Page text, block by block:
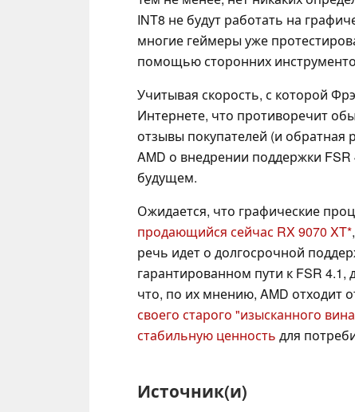
INT8 не будут работать на
многие геймеры уже
помощью сторонних
Учитывая скорость, с которой
Интернете, что противоречит
отзывы покупателей (и
AMD о внедрении поддержки
будущем.
Ожидается, что графические
продающийся сейчас RX 9070 XT
речь идет о долгосрочной
гарантированном пути к FSR
что, по их мнению, AMD отходит
своего старого "изысканного
стабильную ценность для
Источник(и)